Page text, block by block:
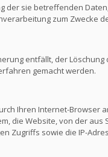
der sie betreffenden
zum Zwecke
entfällt, der Löschung
gemacht werden.
Ihren Internet-Browser
die Website, von der
Zugriffs sowie die IP-